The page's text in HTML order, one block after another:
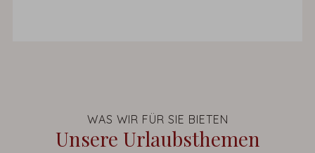
WAS WIR FÜR SIE BIETEN
Unsere Urlaubsthemen